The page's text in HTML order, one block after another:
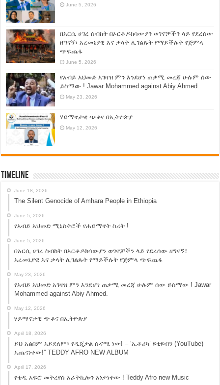
June 5, 2026
በአርሲ ሀገረ ስብከት በኦርቶዶክሳውያን ወገኖቻችን ላይ የደረሰው
ዘግናኝ፣ አረመኔያዊ እና ቃላት ሊገልጹት የማይችሉት የጅምላ
ጭፍጨፋ
June 5, 2026
የአብይ አህመድ አገዛዝ ምን እንደሆነ ጠቃሚ መረጃ ሁሉም ሰው
ይስማው ! Jawar Mohammed against Abiy Ahmed.
May 23, 2026
ሃይማኖታዊ ጭቆና በኢትዮጵያ
May 12, 2026
Timeline
June 18, 2026
The Silent Genocide of Amhara People in Ethiopia
June 5, 2026
የአብይ አህመድ ሚኒስትሮች የሐይማኖት ስሪት !
June 5, 2026
በአርሲ ሀገረ ስብከት በኦርቶዶክሳውያን ወገኖቻችን ላይ የደረሰው ዘግናኝ፣
አረመኔያዊ እና ቃላት ሊገልጹት የማይችሉት የጅምላ ጭፍጨፋ
May 23, 2026
የአብይ አህመድ አገዛዝ ምን እንደሆነ ጠቃሚ መረጃ ሁሉም ሰው ይስማው ! Jawar
Mohammed against Abiy Ahmed.
May 12, 2026
ሃይማኖታዊ ጭቆና በኢትዮጵያ
April 18, 2026
ይህ አልበም አይደለም፣ የዲጂታል ሱናሚ ነው! – ‘ኢቶሪካ’ ዩቲዩብን (YouTube)
አጨናነቀው!” TEDDY AFRO NEW ALBUM
April 17, 2026
የቴዲ አፍሮ መትረየስ አራትኪሎን አነቃነቀው ! Teddy Afro new Music